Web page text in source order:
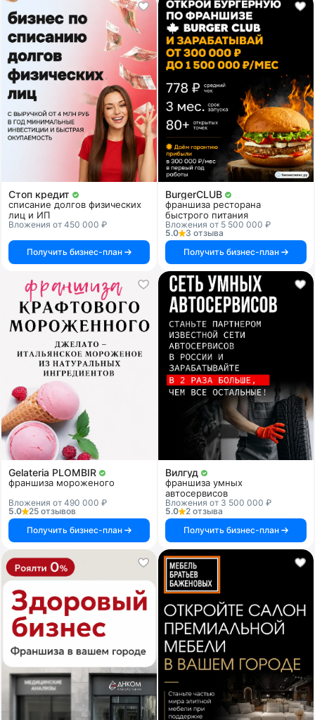
Стоп кредит
списание долгов физических
лиц и ИП
Вложения от 450 000 ₽
Получить бизнес-план
BurgerCLUB
франшиза ресторана
быстрого питания
Вложения от 5 500 000 ₽
5.0
3 отзыва
Получить бизнес-план
Gelateria PLOMBIR
франшиза мороженого
Вложения от 490 000 ₽
5.0
25 отзывов
Получить бизнес-план
Вилгуд
франшиза умных
автосервисов
Вложения от 3 500 000 ₽
5.0
2 отзыва
Получить бизнес-план